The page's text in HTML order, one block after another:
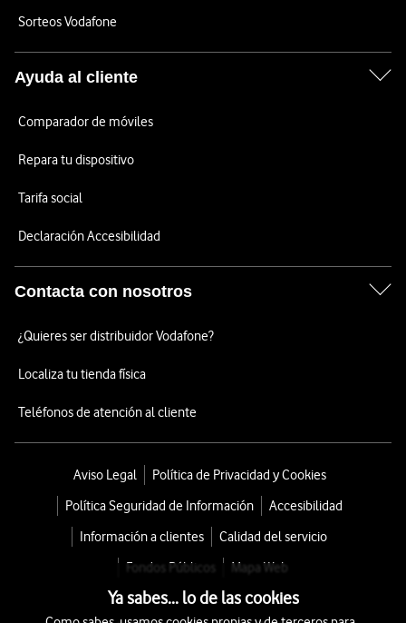
Sorteos Vodafone
Ayuda al cliente
Comparador de móviles
Repara tu dispositivo
Tarifa social
Declaración Accesibilidad
Contacta con nosotros
¿Quieres ser distribuidor Vodafone?
Localiza tu tienda física
Teléfonos de atención al cliente
Aviso Legal
Política de Privacidad y Cookies
Política Seguridad de Información
Accesibilidad
Información a clientes
Calidad del servicio
Fondos Públicos
Mapa Web
Ya sabes... lo de las cookies